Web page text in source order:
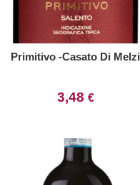
Primitivo -Casato Di Melzi
3,48 €